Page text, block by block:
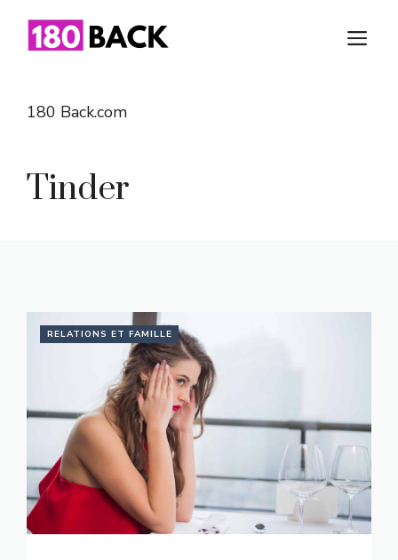
180 Back.com
Tinder
RELATIONS ET FAMILLE